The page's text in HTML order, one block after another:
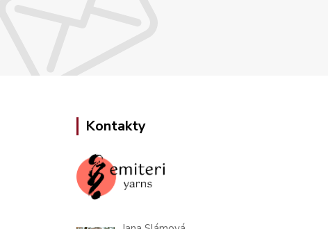
Kontakty